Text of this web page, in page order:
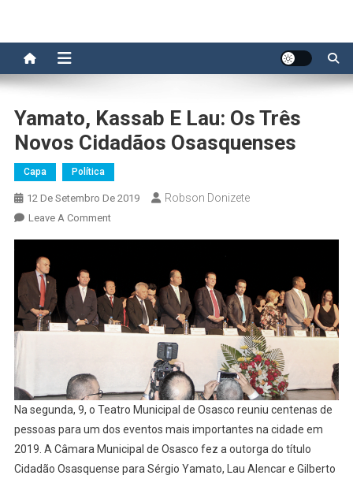
Yamato, Kassab E Lau: Os Três
Novos Cidadãos Osasquenses
Capa Política
12 De Setembro De 2019 Robson Donizete
Leave A CommentOn
Lau:
Os
Três
Cidadãos
Osasquenses
Na segunda, 9, o Teatro Municipal de Osasco reuniu centenas de
pessoas para um dos eventos mais importantes na cidade em
2019. A Câmara Municipal de Osasco fez a outorga do título
Cidadão Osasquense para Sérgio Yamato, Lau Alencar e Gilberto